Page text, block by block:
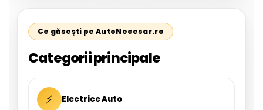
Ce găsești pe AutoNecesar.ro
Categorii principale
⚡ Electrice Auto